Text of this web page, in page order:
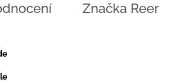
Značka Reer